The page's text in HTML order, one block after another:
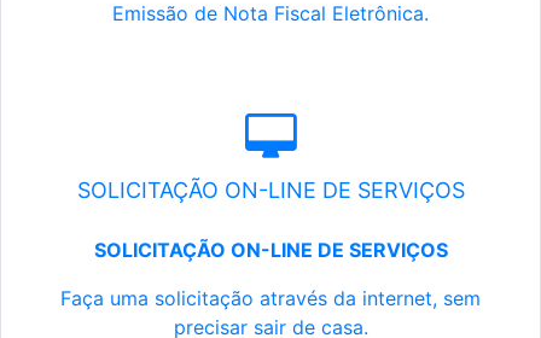
Emissão de Nota Fiscal Eletrônica.
SOLICITAÇÃO ON-LINE DE SERVIÇOS
SOLICITAÇÃO ON-LINE DE SERVIÇOS
Faça uma solicitação através da internet, sem
precisar sair de casa.